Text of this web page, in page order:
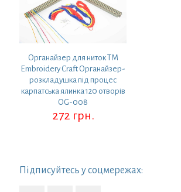
Органайзер для ниток ТМ
Embroidery Craft Органайзер-
розкладушка під процес
карпатська ялинка 120 отворів
OG-008
272 грн.
Підписуйтесь у соцмережах: